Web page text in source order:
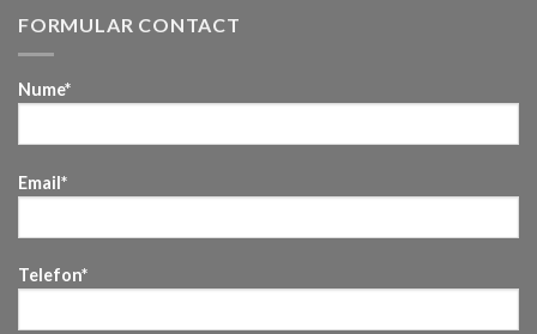
FORMULAR CONTACT
Nume*
Email*
Telefon*